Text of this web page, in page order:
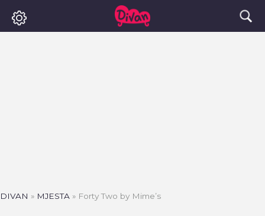
DIVAN » MJESTA » Forty Two by Mime’s